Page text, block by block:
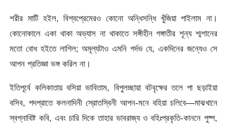
শরীর মাটি হইল, বিশ্বপ্রেমেরও কোনাে অন্ধিসন্ধি খুঁজিয়া পাইলাম না।
কোনােকালে একা থাকা অভ্যাস না থাকাতে সঙ্গীহীন গঙ্গাতীর শূন্য শ্মশানের
মতাে বােধ হইতে লাগিল; অমূল্যটাও এমনি গর্দভ যে, একদিনের জন্যেও সে
আপন প্রতিজ্ঞা ভঙ্গ করিল না।
ইতিপূর্বে কলিকাতায় বসিয়া ভাবিতাম, বিপুলচ্ছায়া বটবৃক্ষের তলে পা ছড়াইয়া
বসিব, পদপ্রাতে কলনাদিনী স্রোতস্বিনী আপন-মনে বহিয়া চলিবে—মাঝখানে
স্বপ্নাবিষ্ট কবি, এবং চারি দিকে তাহার ভাবরাজ্য ও বহিঃপ্রকৃতি-কাননে পুষ্প,